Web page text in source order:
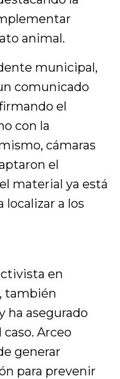
animal.
municipal,
comunicado
el
con la
cámaras
el
material ya está
localizar a los
en
también
ha asegurado
Arceo
generar
para prevenir